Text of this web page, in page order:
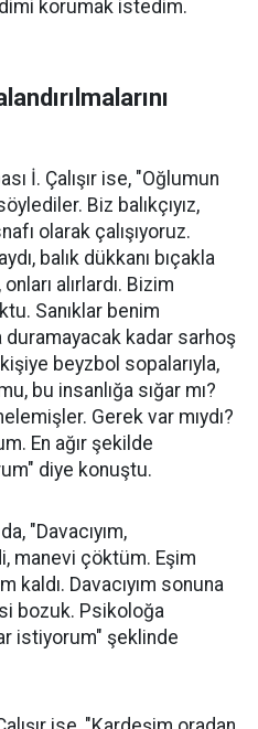
korumak istedim.
İ. Çalışır ise, "Oğlumun
Biz balıkçıyız,
olarak çalışıyoruz.
balık dükkanı bıçakla
alırlardı. Bizim
Sanıklar benim
duramayacak kadar sarhoş
beyzbol sopalarıyla,
bu insanlığa sığar mı?
Gerek var mıydı?
En ağır şekilde
diye konuştu.
"Davacıyım,
manevi çöktüm. Eşim
kaldı. Davacıyım sonuna
bozuk. Psikoloğa
istiyorum" şeklinde